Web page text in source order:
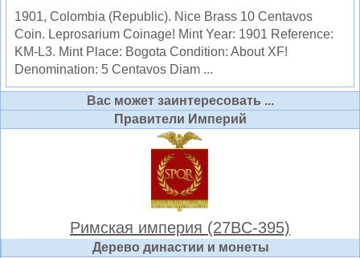
1901, Colombia (Republic). Nice Brass 10 Centavos
Coin. Leprosarium Coinage! Mint Year: 1901 Reference:
KM-L3. Mint Place: Bogota Condition: About XF!
Denomination: 5 Centavos Diam ...
Вас может заинтересовать ...
Правители Империй
Римская империя (27BC-395)
Дерево династии и монеты